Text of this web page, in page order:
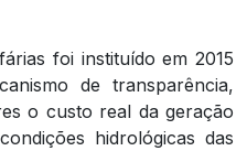
foi instituído em 2015
de transparência,
o custo real da geração
hidrológicas das